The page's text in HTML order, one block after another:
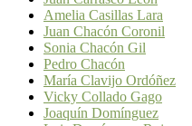
Amelia Casillas Lara
Juan Chacón Coronil
Sonia Chacón Gil
Pedro Chacón
María Clavijo Ordóñez
Vicky Collado Gago
Joaquín Domínguez